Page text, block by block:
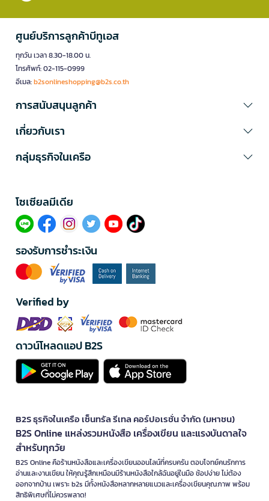
ศูนย์บริการลูกค้าบีทูเอส
ทุกวัน เวลา 8.30-18.00 น.
โทรศัพท์: 02-115-0999
อีเมล:b2sonlineshopping@b2s.co.th
การสนับสนุนลูกค้า
เกี่ยวกับเรา
กลุ่มธุรกิจในเครือ
โซเซียลมีเดีย​
รองรับการชำระเงิน
Verified by
ดาวน์โหลดแอป B2S
B2S ธุรกิจในเครือ เซ็นทรัล รีเทล คอร์ปอเรชั่น จำกัด (มหาชน)
B2S Online แหล่งรวมหนังสือ เครื่องเขียน และแรงบันดาลใจ
สำหรับทุกวัย
B2S Online คือร้านหนังสือและเครื่องเขียนออนไลน์ที่ครบครัน ตอบโจทย์คนรักการ
อ่านและงานเขียน ให้คุณรู้สึกเหมือนมีร้านหนังสือใกล้ฉันอยู่ในมือ ช้อปง่าย ไม่ต้อง
ออกจากบ้าน เพราะ b2s มีทั้งหนังสือหลากหลายแนวและเครื่องเขียนคุณภาพ พร้อม
สิทธิพิเศษที่ไม่ควรพลาด!